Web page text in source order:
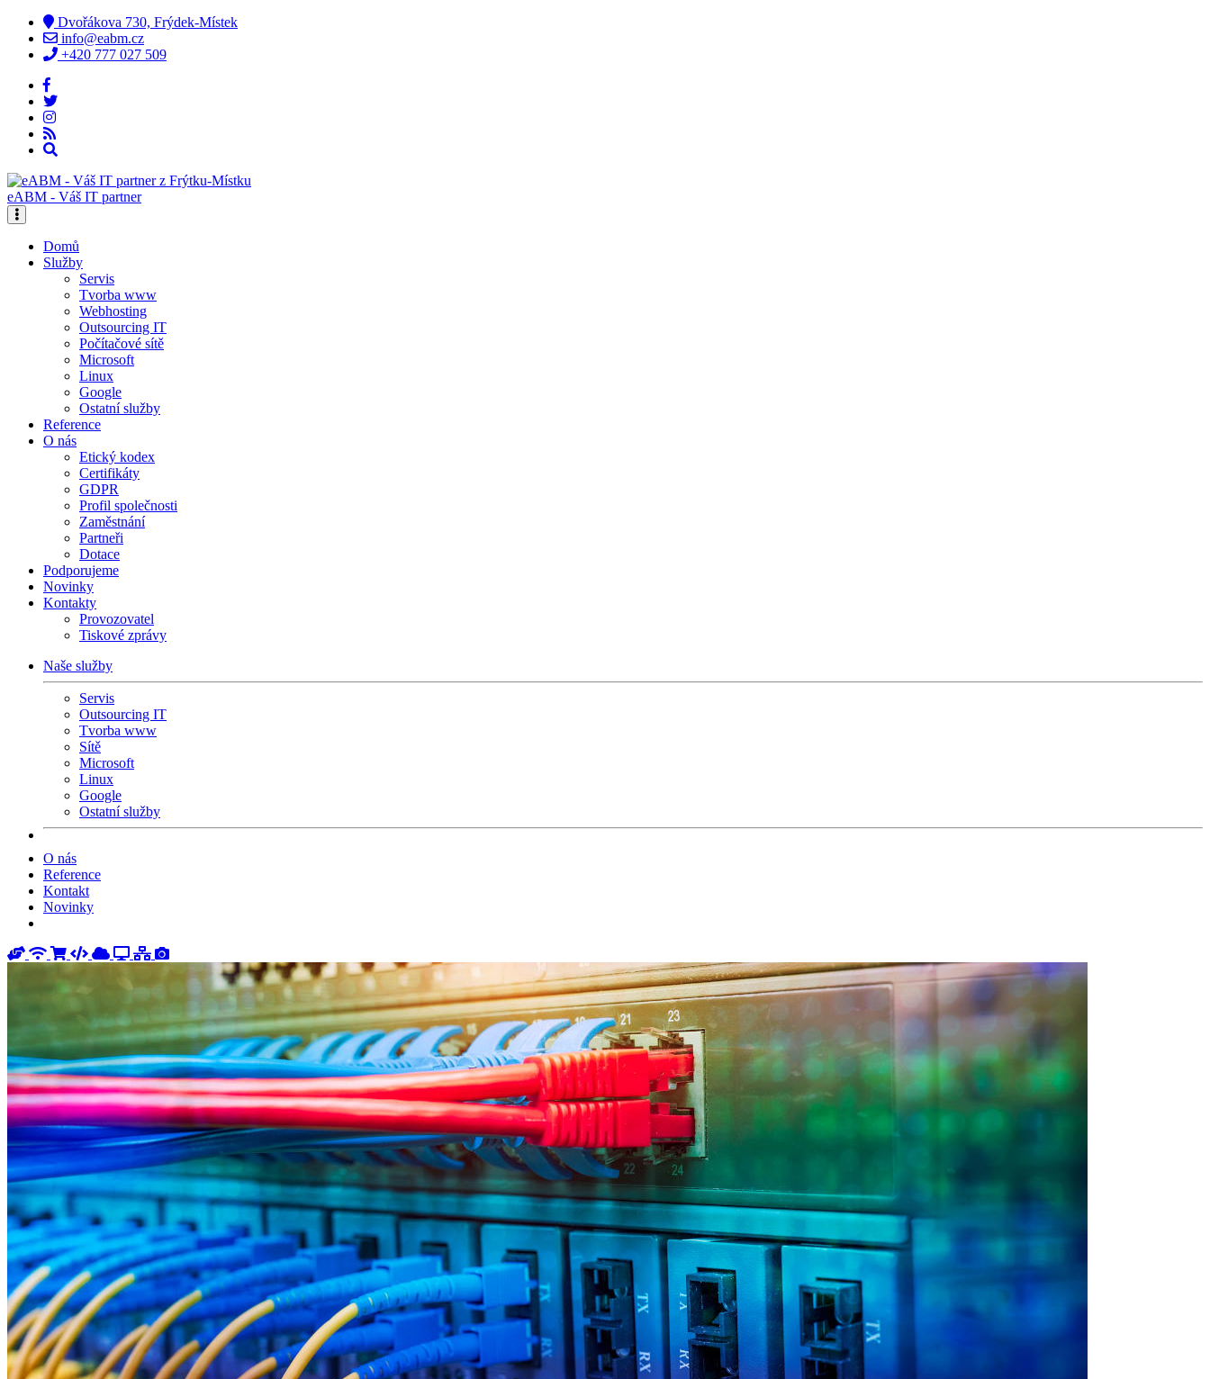
Dvořákova 730, Frýdek-Místek
info@eabm.cz
+420 777 027 509
eABM - Váš IT partner
Domů
Služby
Servis
Tvorba www
Webhosting
Outsourcing IT
Počítačové sítě
Microsoft
Linux
Google
Ostatní služby
Reference
O nás
Etický kodex
Certifikáty
GDPR
Profil společnosti
Zaměstnání
Partneři
Dotace
Podporujeme
Novinky
Kontakty
Provozovatel
Tiskové zprávy
Naše služby
Servis
Outsourcing IT
Tvorba www
Sítě
Microsoft
Linux
Google
Ostatní služby
O nás
Reference
Kontakt
Novinky